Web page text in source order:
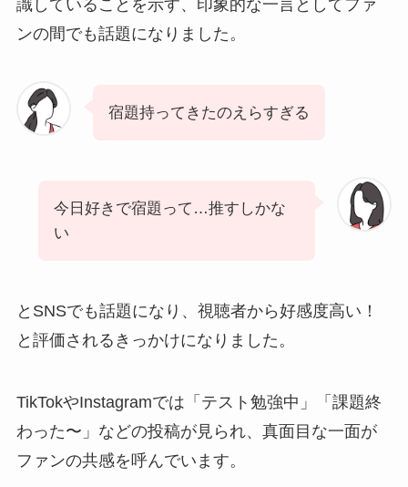
識していることを示す、印象的な一言としてファ
ンの間でも話題になりました。
宿題持ってきたのえらすぎる
今日好きで宿題って…推すしかな
い
とSNSでも話題になり、視聴者から好感度高い！
と評価されるきっかけになりました。
TikTokやInstagramでは「テスト勉強中」「課題終
わった〜」などの投稿が見られ、真面目な一面が
ファンの共感を呼んでいます。